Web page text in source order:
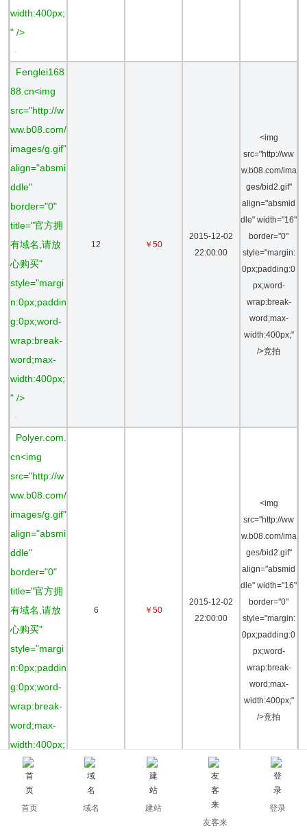
width:400px;
" />
-
Fenglei168
88.cn<img
src="http://w
ww.b08.com/
images/g.gif"
align="absmi
ddle"
border="0"
title="官方拥
有域名,请放
心购买"
style="margi
n:0px;paddin
g:0px;word-
wrap:break-
word;max-
width:400px;
" />
-
12 ￥50
2015-12-02
22:00:00
<img
src="http://ww
w.b08.com/ima
ges/bid2.gif"
align="absmid
dle" width="16"
border="0"
style="margin:
0px;padding:0
px;word-
wrap:break-
word;max-
width:400px;"
/>竞拍
Polyer.com.
cn<img
src="http://w
ww.b08.com/
images/g.gif"
align="absmi
ddle"
border="0"
title="官方拥
有域名,请放
心购买"
style="margi
n:0px;paddin
g:0px;word-
wrap:break-
word;max-
width:400px;
" />
6 ￥50
2015-12-02
22:00:00
<img
src="http://ww
w.b08.com/ima
ges/bid2.gif"
align="absmid
dle" width="16"
border="0"
style="margin:
0px;padding:0
px;word-
wrap:break-
word;max-
width:400px;"
/>竞拍
Wzliwu.cn<i
首页 域名
建站
友客来
登录